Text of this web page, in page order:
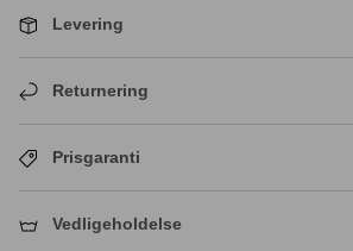
Levering
Returnering
Prisgaranti
Vedligeholdelse